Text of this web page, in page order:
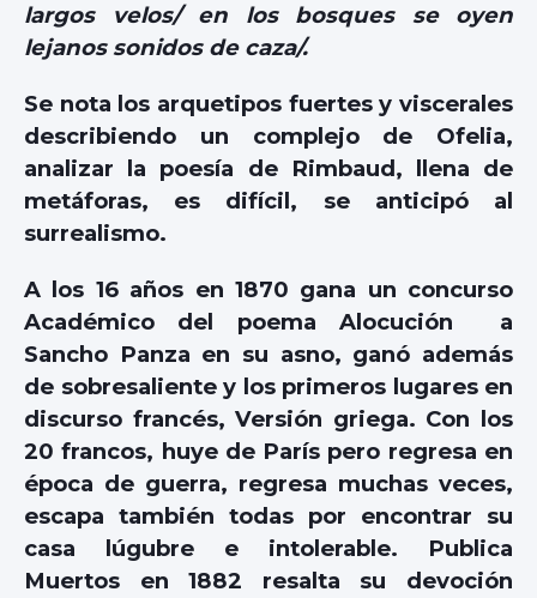
largos velos/ en los bosques se oyen
lejanos sonidos de caza/.
Se nota los arquetipos fuertes y viscerales
describiendo un complejo de Ofelia,
analizar la poesía de Rimbaud, llena de
metáforas, es difícil, se anticipó al
surrealismo.
A los 16 años en 1870 gana un concurso
Académico del poema Alocución a
Sancho Panza en su asno, ganó además
de sobresaliente y los primeros lugares en
discurso francés, Versión griega. Con los
20 francos, huye de París pero regresa en
época de guerra, regresa muchas veces,
escapa también todas por encontrar su
casa lúgubre e intolerable. Publica
Muertos en 1882 resalta su devoción